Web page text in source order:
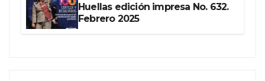
Huellas edición impresa No. 632.
Febrero 2025